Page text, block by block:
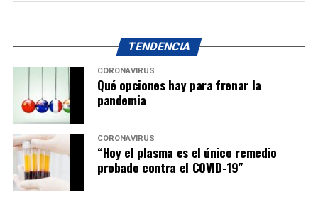
TENDENCIA
CORONAVIRUS
Qué opciones hay para frenar la
pandemia
CORONAVIRUS
“Hoy el plasma es el único remedio
probado contra el COVID-19″